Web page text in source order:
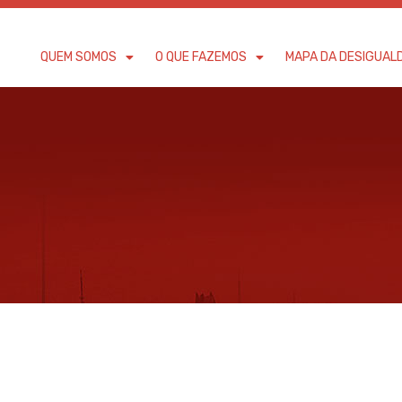
QUEM SOMOS O QUE FAZEMOS MAPA DA